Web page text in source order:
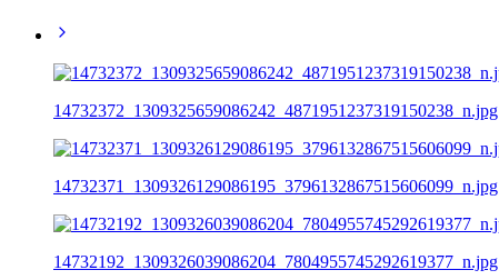
14732372_1309325659086242_4871951237319150238_n.jpg
14732371_1309326129086195_3796132867515606099_n.jpg
14732192_1309326039086204_7804955745292619377_n.jpg